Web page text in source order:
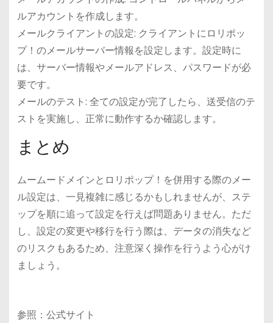
ルアカウントを作成します。
メールクライアントの設定: クライアントにロリポッ
プ！のメールサーバー情報を設定します。設定時に
は、サーバー情報やメールアドレス、パスワードが必
要です。
メールのテスト: 全ての設定が完了したら、送受信のテ
ストを実施し、正常に動作するか確認します。
まとめ
ムームードメインとロリポップ！を併用する際のメー
ル設定は、一見複雑に感じるかもしれませんが、ステ
ップを順に追って設定を行えば問題ありません。ただ
し、設定の変更や移行を行う際は、データの消失など
のリスクもあるため、注意深く操作を行うよう心がけ
ましょう。
参照：公式サイト